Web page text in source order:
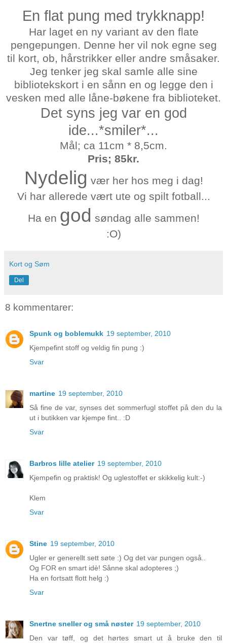
En flat pung med trykknapp!
Har laget en ny variant av den flate
pengepungen. Denne her vil nok egne seg
til kort, ob, hårstrikker eller andre småsaker.
Jeg tenker jeg skal samle alle sine
bibliotekskort i en sånn en og legge den i
vesken med alle låne-bøkene fra biblioteket.
Det syns jeg var en god
ide...*smiler*...
Mål; ca 11cm * 8,5cm.
Pris; 85kr.
Nydelig vær her hos meg i dag!
Vi har allerede vært ute og spilt fotball...
Ha en god søndag alle sammen!
:O)
Kort og Søm
Del
8 kommentarer:
Spunk og boblemukk 19 september, 2010
Kjempefint stoff og veldig fin pung :)
Svar
martine 19 september, 2010
Så fine de var, synses det sommerfugl stoffet på den du la
ut i butikken var kjempe fint.. :D
Svar
Barbros lille atelier 19 september, 2010
Kjempefin og praktisk! Og uglestoffet er skikkelig kult:-)
Klem
Svar
Stine 19 september, 2010
Ugler er generellt sett søte :) Og det var pungen også..
Og FOR en smart idè! Sånne skal adopteres ;)
Ha en fortsatt flott helg :)
Svar
Snertne sneller og små nøster 19 september, 2010
Den var tøff, og det hørtes smart ut å bruke den til